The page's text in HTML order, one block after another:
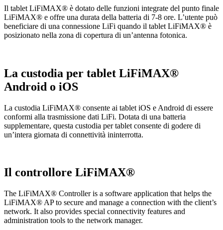
Il tablet LiFiMAX® è dotato delle funzioni integrate del punto finale
LiFiMAX® e offre una durata della batteria di 7-8 ore. L’utente può
beneficiare di una connessione LiFi quando il tablet LiFiMAX® è
posizionato nella zona di copertura di un’antenna fotonica.
La custodia per tablet LiFiMAX®
Android o iOS
La custodia LiFiMAX® consente ai tablet iOS e Android di essere
conformi alla trasmissione dati LiFi. Dotata di una batteria
supplementare, questa custodia per tablet consente di godere di
un’intera giornata di connettività ininterrotta.
Il controllore LiFiMAX®
The LiFiMAX® Controller is a software application that helps the
LiFiMAX® AP to secure and manage a connection with the client’s
network. It also provides special connectivity features and
administration tools to the network manager.